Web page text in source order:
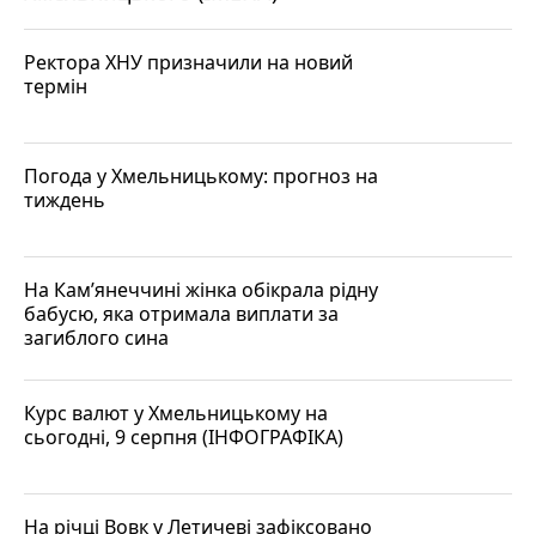
Ректора ХНУ призначили на новий
термін
Погода у Хмельницькому: прогноз на
тиждень
На Кам’янеччині жінка обікрала рідну
бабусю, яка отримала виплати за
загиблого сина
Курс валют у Хмельницькому на
сьогодні, 9 серпня (ІНФОГРАФІКА)
На річці Вовк у Летичеві зафіксовано